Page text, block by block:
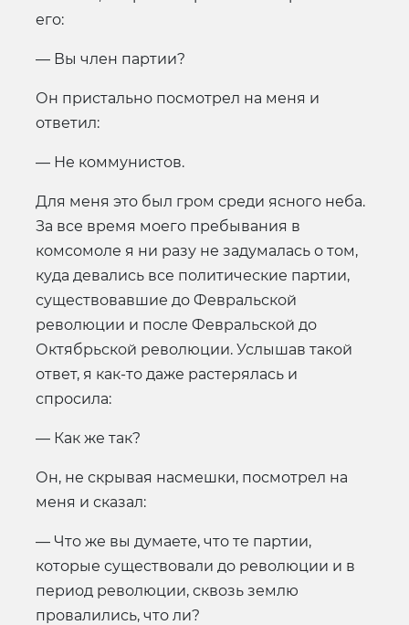
его:
— Вы член партии?
Он пристально посмотрел на меня и
ответил:
— Не коммунистов.
Для меня это был гром среди ясного неба.
За все время моего пребывания в
комсомоле я ни разу не задумалась о том,
куда девались все политические партии,
существовавшие до Февральской
революции и после Февральской до
Октябрьской революции. Услышав такой
ответ, я как-то даже растерялась и
спросила:
— Как же так?
Он, не скрывая насмешки, посмотрел на
меня и сказал:
— Что же вы думаете, что те партии,
которые существовали до революции и в
период революции, сквозь землю
провалились, что ли?